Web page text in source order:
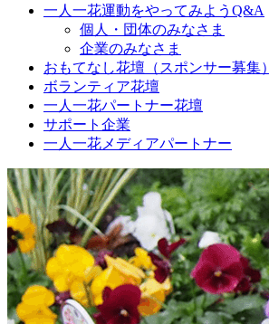
一人一花運動をやってみようQ&A
個人・団体のみなさま
企業のみなさま
おもてなし花壇（スポンサー募集）
ボランティア花壇
一人一花パートナー花壇
サポート企業
一人一花メディアパートナー